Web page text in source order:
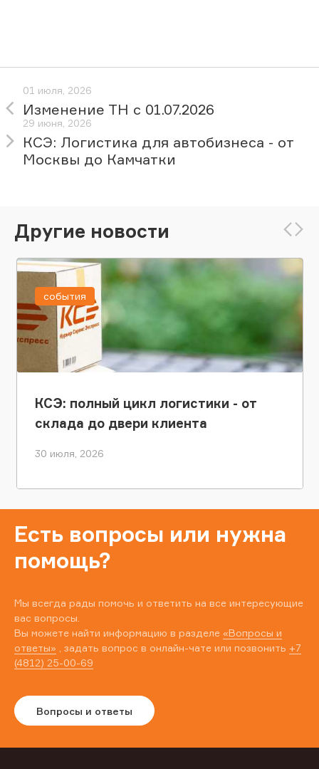
01 июля, 2026
Изменение ТН с 01.07.2026
29 июня, 2026
КСЭ: Логистика для автобизнеса - от
Москвы до Камчатки
Другие новости
КСЭ: полный цикл логистики - от
склада до двери клиента
30 июля, 2026
события
Есть вопросы или нужна
помощь?
Мы всегда рады помочь и ответить на все интересующие
вас вопросы.
Вы можете найти информацию в разделе «Вопросы и
ответы» , задать вопрос в онлайн-чате или позвонить +7
(4812) 25-00-69
Вопросы и ответы